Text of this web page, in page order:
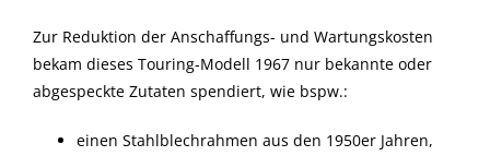
Zur Reduktion der Anschaffungs- und Wartungskosten
bekam dieses Touring-Modell 1967 nur bekannte oder
abgespeckte Zutaten spendiert, wie bspw.:
einen Stahlblechrahmen aus den 1950er Jahren,